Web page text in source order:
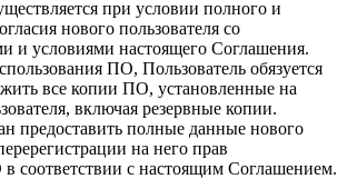
при условии полного и
нового пользователя со
и условиями настоящего Соглашения.
ПО, Пользователь обязуется
все копии ПО, установленные на
включая резервные копии.
предоставить полные данные нового
на него прав
соответствии с настоящим Соглашением.